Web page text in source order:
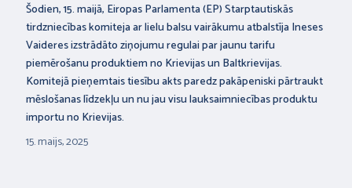
Šodien, 15. maijā, Eiropas Parlamenta (EP) Starptautiskās
tirdzniecības komiteja ar lielu balsu vairākumu atbalstīja Ineses
Vaideres izstrādāto ziņojumu regulai par jaunu tarifu
piemērošanu produktiem no Krievijas un Baltkrievijas.
Komitejā pieņemtais tiesību akts paredz pakāpeniski pārtraukt
mēslošanas līdzekļu un nu jau visu lauksaimniecības produktu
importu no Krievijas.
15. maijs, 2025